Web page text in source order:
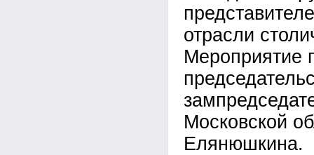
отрасли
Мероприятие
Московской
Елянюшкина.